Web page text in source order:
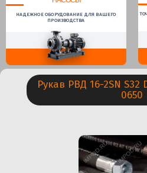
НАДЕЖНОЕ ОБОРУДОВАНИЕ ДЛЯ ВАШЕГО
ПРОИЗВОДСТВА
Рукав РВД 16-2SN S32
0650